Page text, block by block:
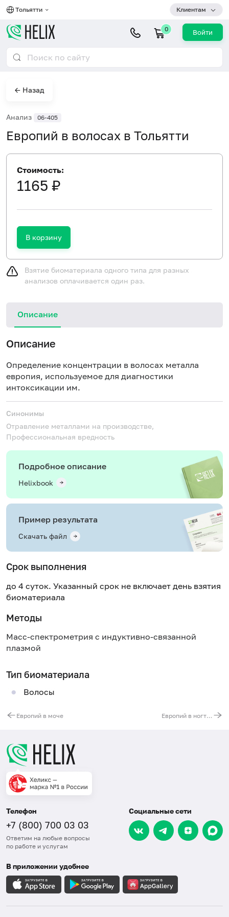
Тольятти Клиентам
0 Войти
← Назад
Анализ 06-405
Европий в волосах в Тольятти
Стоимость:
1165 ₽
В корзину
Взятие биоматериала одного типа для разных
анализов оплачивается один раз.
Описание
Описание
Определение концентрации в волосах металла
европия, используемое для диагностики
интоксикации им.
Синонимы
Отравление металлами на производстве,
Профессиональная вредность
Подробное описание
Helixbook
Пример результата
Скачать файл
Срок выполнения
до 4 суток. Указанный срок не включает день взятия
биоматериала
Методы
Масс-спектрометрия с индуктивно-связанной
плазмой
Тип биоматериала
Волосы
Европий в моче Европий в ногтях
Телефон
+7 (800) 700 03 03
Ответим на любые вопросы
по работе и услугам
Социальные сети
В приложении удобнее